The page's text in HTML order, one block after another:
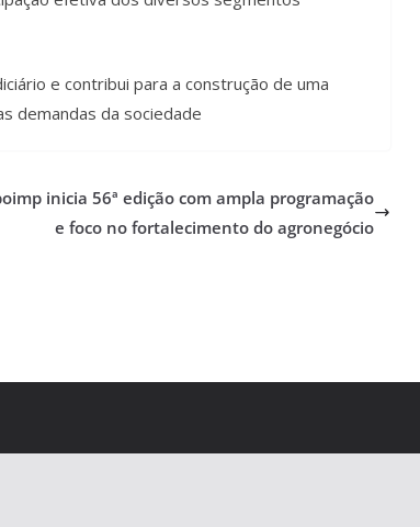
e contribui para a construção de uma
demandas da sociedade
inicia 56ª edição com ampla programação
e foco no fortalecimento do agronegócio